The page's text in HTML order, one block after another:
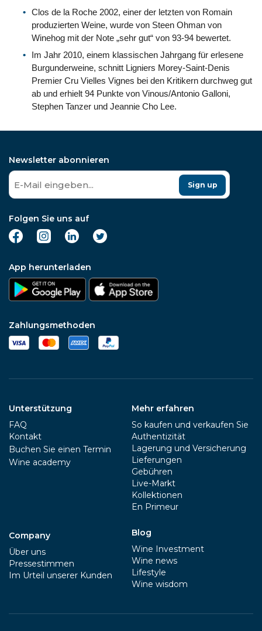
Clos de la Roche 2002, einer der letzten von Romain
produzierten Weine, wurde von Steen Ohman von
Winehog mit der Note „sehr gut“ von 93-94 bewertet.
Im Jahr 2010, einem klassischen Jahrgang für erlesene
Burgunderweine, schnitt Ligniers Morey-Saint-Denis
Premier Cru Vielles Vignes bei den Kritikern durchweg gut
ab und erhielt 94 Punkte von Vinous/Antonio Galloni,
Stephen Tanzer und Jeannie Cho Lee.
Newsletter abonnieren
Sign up
Folgen Sie uns auf
App herunterladen
Zahlungsmethoden
Unterstützung
FAQ
Kontakt
Buchen Sie einen Termin
Wine academy
Company
Über uns
Pressestimmen
Im Urteil unserer Kunden
Mehr erfahren
So kaufen und verkaufen Sie
Authentizität
Lagerung und Versicherung
Lieferungen
Gebühren
Live-Markt
Kollektionen
En Primeur
Blog
Wine Investment
Wine news
Lifestyle
Wine wisdom